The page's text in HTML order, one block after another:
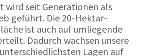
wird seit Generationen als
geführt. Die 20-Hektar-
ist auch auf umliegende
Dadurch wachsen unsere
Lagen auf